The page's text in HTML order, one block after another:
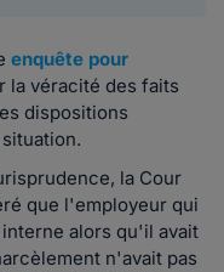
enquête pour
la véracité des faits
dispositions
la Cour
que l'employeur qui
alors qu'il avait
n'avait pas